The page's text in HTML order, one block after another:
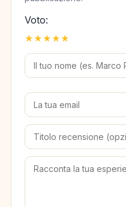
Voto:
★
★
★
★
★